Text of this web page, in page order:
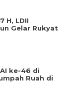
H, LDII
Gelar Rukyat
ke-46 di
Ruah di